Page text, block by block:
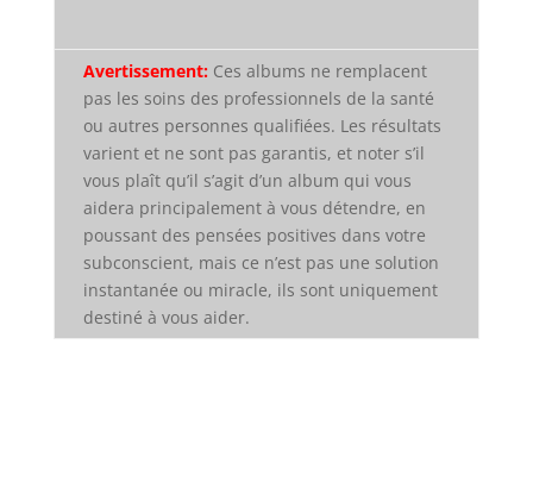
Avertissement: Ces albums ne remplacent
pas les soins des professionnels de la santé
ou autres personnes qualifiées. Les résultats
varient et ne sont pas garantis, et noter s’il
vous plaît qu’il s’agit d’un album qui vous
aidera principalement à vous détendre, en
poussant des pensées positives dans votre
subconscient, mais ce n’est pas une solution
instantanée ou miracle, ils sont uniquement
destiné à vous aider.